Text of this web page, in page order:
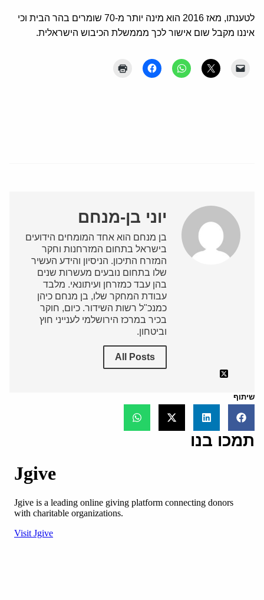
לטענתו, מאז 2016 הוא מינה יותר מ-70 שומרים בהר הבית וכי
איננו מקבל שום אישור לכך מממשלת הכיבוש הישראלית.
יוני בן-מנחם
בן מנחם הוא אחד המומחים הידועים
בישראל בתחום המזרחנות וחקר
המזרח התיכון. הניסיון והידע העשיר
שלו בתחום נובעים מעשרות שנים
בהן עבד כמזרחן ועיתונאי. מלבד
עבודת המחקר שלו, בן מנחם כיהן
כמנכ"ל רשות השידור. כיום, חוקר
בכיר במרכז הירושלמי לענייני חוץ
וביטחון.
All Posts
שיתוף
תמכו בנו